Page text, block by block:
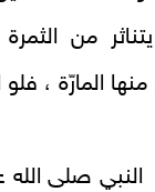
من
منها المارّة ،
صلى الله